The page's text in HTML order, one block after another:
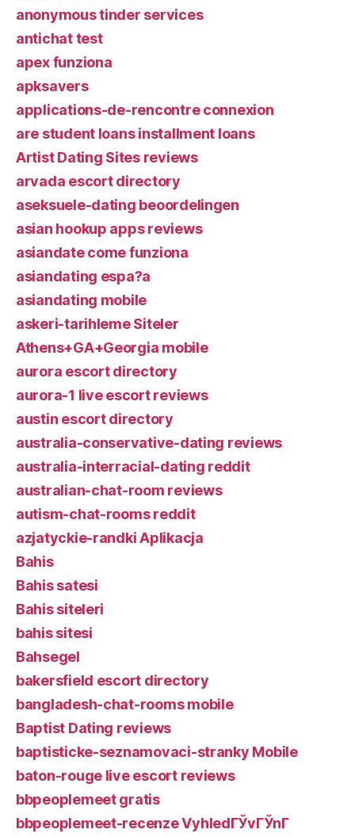
anonymous tinder services
antichat test
apex funziona
apksavers
applications-de-rencontre connexion
are student loans installment loans
Artist Dating Sites reviews
arvada escort directory
aseksuele-dating beoordelingen
asian hookup apps reviews
asiandate come funziona
asiandating espa?a
asiandating mobile
askeri-tarihleme Siteler
Athens+GA+Georgia mobile
aurora escort directory
aurora-1 live escort reviews
austin escort directory
australia-conservative-dating reviews
australia-interracial-dating reddit
australian-chat-room reviews
autism-chat-rooms reddit
azjatyckie-randki Aplikacja
Bahis
Bahis satesi
Bahis siteleri
bahis sitesi
Bahsegel
bakersfield escort directory
bangladesh-chat-rooms mobile
Baptist Dating reviews
baptisticke-seznamovaci-stranky Mobile
baton-rouge live escort reviews
bbpeoplemeet gratis
bbpeoplemeet-recenze VyhledГЎvГЎnГ­